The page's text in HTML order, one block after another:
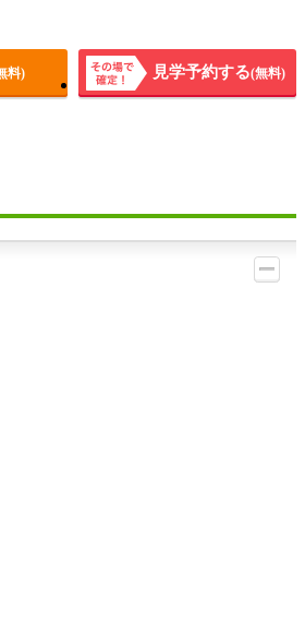
料)
その場
見学予約する(無料)